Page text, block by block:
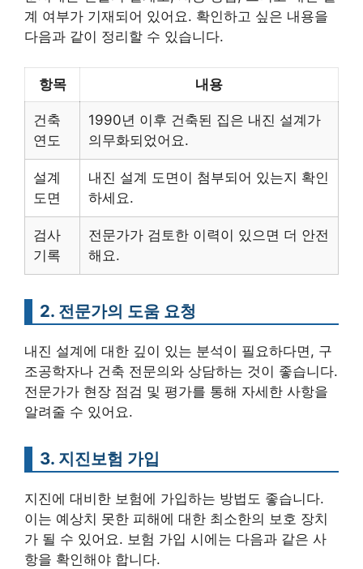
계 여부가 기재되어 있어요. 확인하고 싶은 내용을
다음과 같이 정리할 수 있습니다.
항목 내용
건축
연도
1990년 이후 건축된 집은 내진 설계가
의무화되었어요.
설계
도면
내진 설계 도면이 첨부되어 있는지 확인
하세요.
검사
기록
전문가가 검토한 이력이 있으면 더 안전
해요.
2. 전문가의 도움 요청
내진 설계에 대한 깊이 있는 분석이 필요하다면, 구
조공학자나 건축 전문의와 상담하는 것이 좋습니다.
전문가가 현장 점검 및 평가를 통해 자세한 사항을
알려줄 수 있어요.
3. 지진보험 가입
지진에 대비한 보험에 가입하는 방법도 좋습니다.
이는 예상치 못한 피해에 대한 최소한의 보호 장치
가 될 수 있어요. 보험 가입 시에는 다음과 같은 사
항을 확인해야 합니다.